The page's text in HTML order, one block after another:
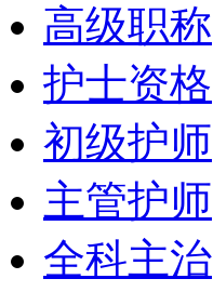
高级职称
护士资格
初级护师
主管护师
全科主治